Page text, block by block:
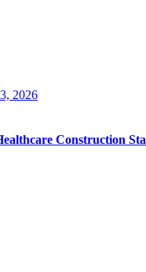
2026
Construction